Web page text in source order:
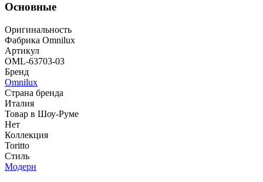
Основные
Оригинальность
Фабрика Omnilux
Артикул
OML-63703-03
Бренд
Omnilux
Страна бренда
Италия
Товар в Шоу-Руме
Нет
Коллекция
Toritto
Стиль
Модерн